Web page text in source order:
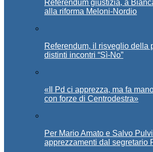
Referendum giustizia, a
alla riforma Meloni-Nordio
Referendum, il risveglio della
distinti incontri “Sì-No”
«Il Pd ci apprezza, ma fa
con forze di Centrodestra»
Per Mario Amato e Salvo
apprezzamenti dal segretario